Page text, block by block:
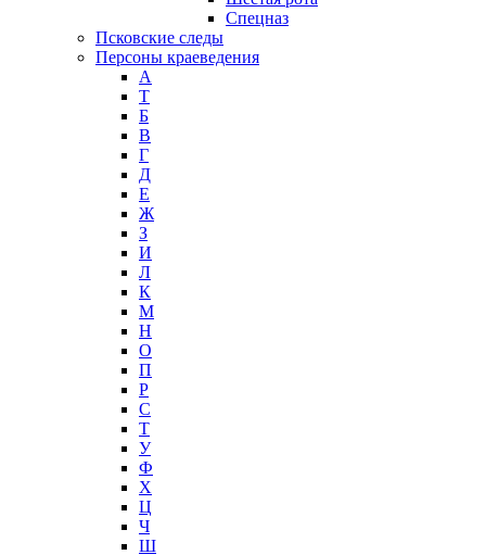
Спецназ
Псковские следы
Персоны краеведения
А
T
Б
В
Г
Д
Е
Ж
З
И
Л
К
М
Н
О
П
Р
С
Т
У
Ф
Х
Ц
Ч
Ш